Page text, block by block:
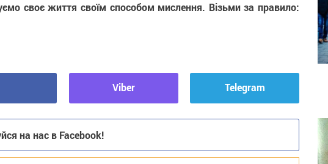
своє життя своїм способом мислення. Візьми за правило:
Viber Telegram
на нас в Facebook!